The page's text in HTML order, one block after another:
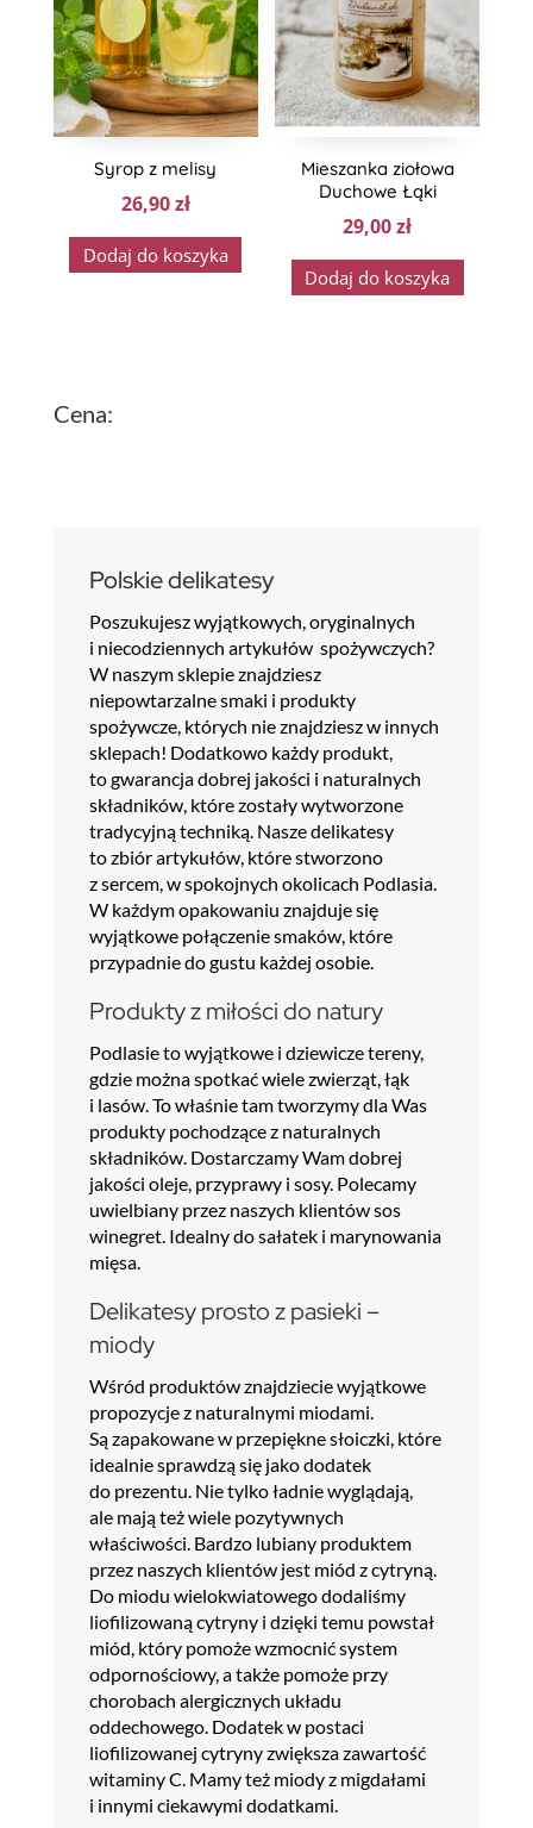
Syrop z melisy
26,90zł
Dodaj do koszyka
Mieszanka ziołowa
Duchowe Łąki
29,00zł
Dodaj do koszyka
Cena:
Polskie delikatesy
Poszukujesz wyjątkowych, oryginalnych
i niecodziennych artykułów spożywczych?
W naszym sklepie znajdziesz
niepowtarzalne smaki i produkty
spożywcze, których nie znajdziesz w innych
sklepach! Dodatkowo każdy produkt,
to gwarancja dobrej jakości i naturalnych
składników, które zostały wytworzone
tradycyjną techniką. Nasze delikatesy
to zbiór artykułów, które stworzono
z sercem, w spokojnych okolicach Podlasia.
W każdym opakowaniu znajduje się
wyjątkowe połączenie smaków, które
przypadnie do gustu każdej osobie.
Produkty z miłości do natury
Podlasie to wyjątkowe i dziewicze tereny,
gdzie można spotkać wiele zwierząt, łąk
i lasów. To właśnie tam tworzymy dla Was
produkty pochodzące z naturalnych
składników. Dostarczamy Wam dobrej
jakości oleje, przyprawy i sosy. Polecamy
uwielbiany przez naszych klientów sos
winegret. Idealny do sałatek i marynowania
mięsa.
Delikatesy prosto z pasieki –
miody
Wśród produktów znajdziecie wyjątkowe
propozycje z naturalnymi miodami.
Są zapakowane w przepiękne słoiczki, które
idealnie sprawdzą się jako dodatek
do prezentu. Nie tylko ładnie wyglądają,
ale mają też wiele pozytywnych
właściwości. Bardzo lubiany produktem
przez naszych klientów jest miód z cytryną.
Do miodu wielokwiatowego dodaliśmy
liofilizowaną cytryny i dzięki temu powstał
miód, który pomoże wzmocnić system
odpornościowy, a także pomoże przy
chorobach alergicznych układu
oddechowego. Dodatek w postaci
liofilizowanej cytryny zwiększa zawartość
witaminy C. Mamy też miody z migdałami
i innymi ciekawymi dodatkami.